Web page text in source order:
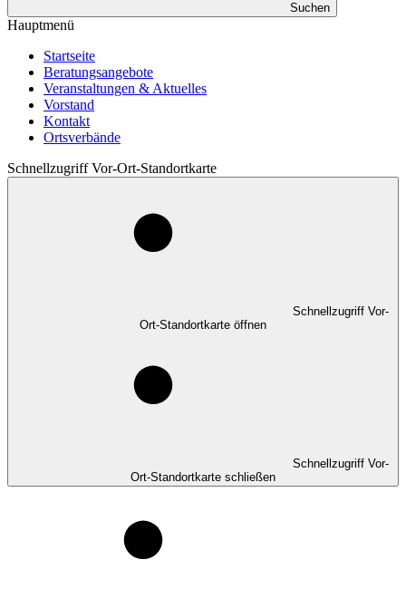
Suchen
Hauptmenü
Startseite
Beratungsangebote
Veranstaltungen & Aktuelles
Vorstand
Kontakt
Ortsverbände
Schnellzugriff Vor-Ort-Standortkarte
Schnellzugriff Vor-
Ort-Standortkarte öffnen
Schnellzugriff Vor-
Ort-Standortkarte schließen